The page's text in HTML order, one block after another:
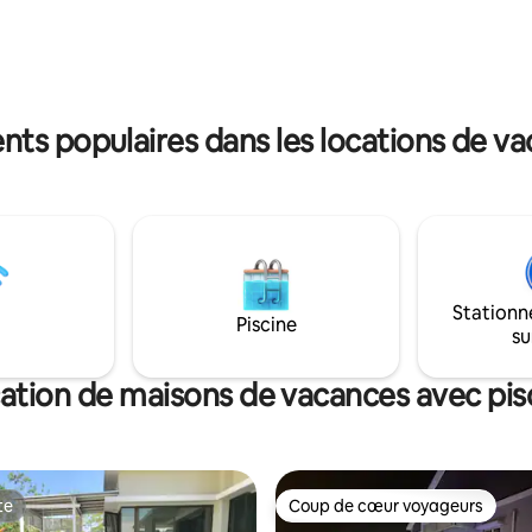
populaires dans les locations de
Piscine
de maisons de vacances avec
Coup de cœur voyageurs
Coup de cœur voyageurs